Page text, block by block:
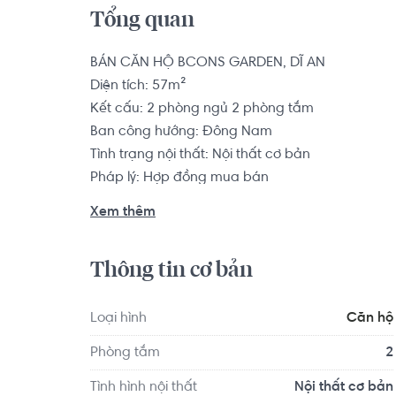
Tổng quan
BÁN CĂN HỘ BCONS GARDEN, DĨ AN
Diện tích: 57m²
Kết cấu: 2 phòng ngủ 2 phòng tắm
Ban công hướng: Đông Nam
Tình trạng nội thất: Nội thất cơ bản
Pháp lý: Hợp đồng mua bán
Chí Minh, Biên Hoà.
Căn hộ có vị trí cách Trường Đại học Công
Trường Tiểu học Trương Văn Thành khoảng
9.7km, BGym Club Fitness & Yoga khoảng
các tiện ích về y tế, giáo dục và giải trí.
Xem thêm
Thông tin cơ bản
Loại hình Căn hộ
Phòng tắm 2
Tình hình nội thất Nội thất cơ bản